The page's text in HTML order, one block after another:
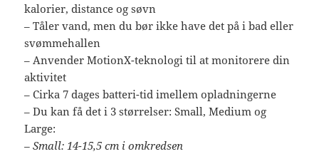
kalorier, distance og søvn
– Tåler vand, men du bør ikke have det på i bad eller
svømmehallen
– Anvender MotionX-teknologi til at monitorere din
aktivitet
– Cirka 7 dages batteri-tid imellem opladningerne
– Du kan få det i 3 størrelser: Small, Medium og
Large:
– Small: 14-15,5 cm i omkredsen